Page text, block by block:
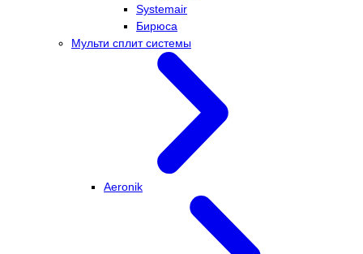
Systemair
Бирюса
Мульти сплит системы
Aeronik